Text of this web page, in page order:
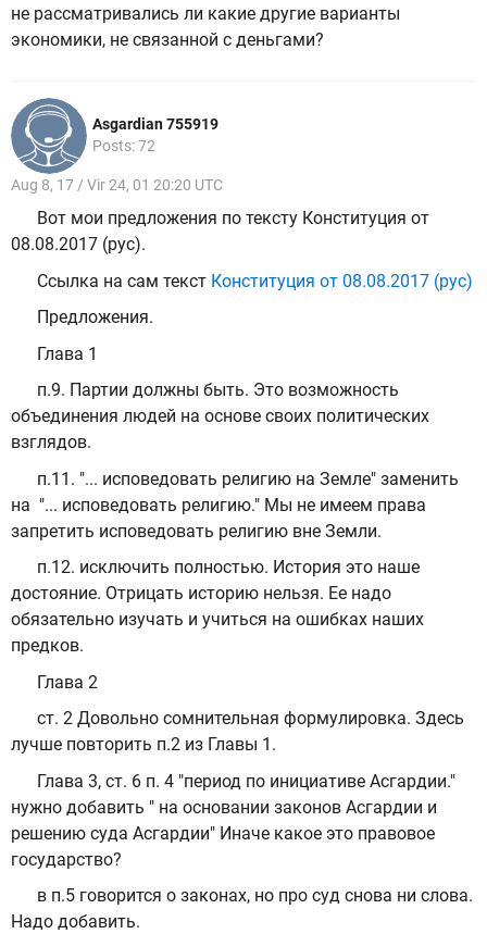
не рассматривались ли какие другие варианты
экономики, не связанной с деньгами?
Asgardian 755919
Posts: 72
Aug 8, 17 / Vir 24, 01 20:20 UTC
Вот мои предложения по тексту Конституция от
08.08.2017 (рус).
Ссылка на сам текст Конституция от 08.08.2017 (рус)
Предложения.
Глава 1
п.9. Партии должны быть. Это возможность
объединения людей на основе своих политических
взглядов.
п.11. "... исповедовать религию на Земле" заменить
на "... исповедовать религию." Мы не имеем права
запретить исповедовать религию вне Земли.
п.12. исключить полностью. История это наше
достояние. Отрицать историю нельзя. Ее надо
обязательно изучать и учиться на ошибках наших
предков.
Глава 2
ст. 2 Довольно сомнительная формулировка. Здесь
лучше повторить п.2 из Главы 1.
Глава 3, ст. 6 п. 4 "период по инициативе Асгардии."
нужно добавить " на основании законов Асгардии и
решению суда Асгардии" Иначе какое это правовое
государство?
в п.5 говорится о законах, но про суд снова ни слова.
Надо добавить.